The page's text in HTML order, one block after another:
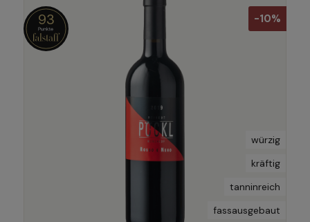
-10%
93
würzig
kräftig
tanninreich
fassausgebaut